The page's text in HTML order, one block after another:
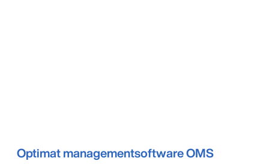
Optimat managementsoftware OMS